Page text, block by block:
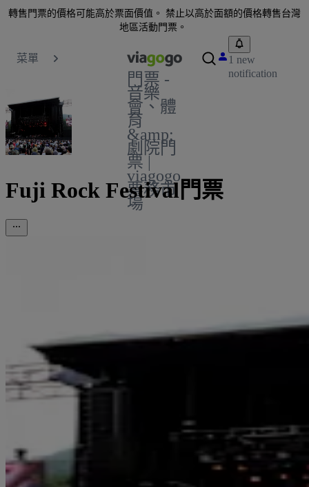
轉售門票的價格可能高於票面價值。 禁止以高於面額的價格轉售台灣
地區活動門票。
菜單
門票 -
音樂
會、體
育
&amp;
劇院門
票 |
viagogo
票務市
場
1 new
notification
Fuji Rock Festival門票